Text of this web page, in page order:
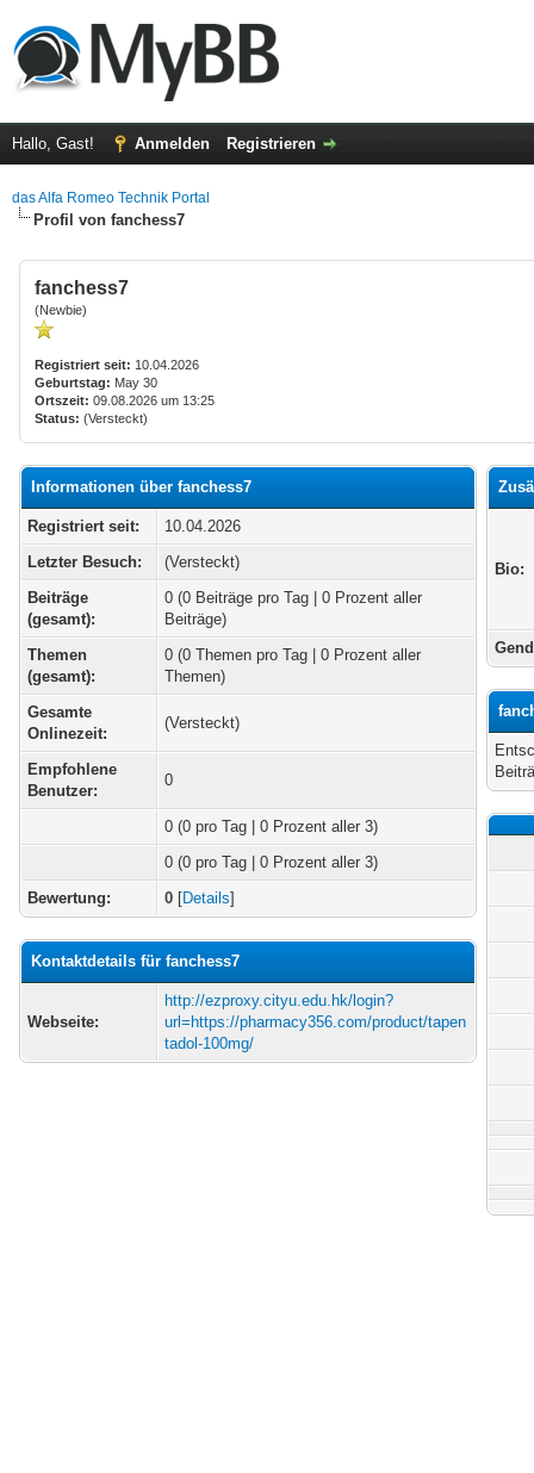
Hallo, Gast! Anmelden Registrieren
das Alfa Romeo Technik Portal
Profil von fanchess7
fanchess7
(Newbie)
Registriert seit: 10.04.2026
Geburtstag: May 30
Ortszeit: 09.08.2026 um 13:25
Status: (Versteckt)
Informationen über fanchess7
Registriert seit:
10.04.2026
Letzter Besuch:
(Versteckt)
Beiträge
(gesamt):
0 (0 Beiträge pro Tag | 0 Prozent aller
Beiträge)
Themen
(gesamt):
0 (0 Themen pro Tag | 0 Prozent aller
Themen)
Gesamte
Onlinezeit:
(Versteckt)
Empfohlene
Benutzer:
0
0 (0 pro Tag | 0 Prozent aller 3)
0 (0 pro Tag | 0 Prozent aller 3)
Bewertung:
0 [Details]
Kontaktdetails für fanchess7
Webseite:
http://ezproxy.cityu.edu.hk/login?
url=https://pharmacy356.com/product/tapen
tadol-100mg/
Bio: